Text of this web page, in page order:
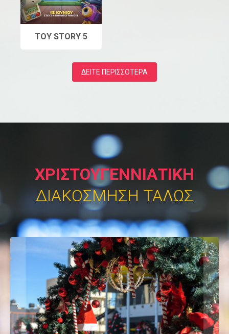
TOY STORY 5
ΔΕΊΤΕ ΠΕΡΙΣΣΌΤΕΡΑ
ΧΡΙΣΤΟΥΓΕΝΝΙΑΤΙΚΗ
ΔΙΑΚΟΣΜΗΣΗ ΤΑΛΩΣ